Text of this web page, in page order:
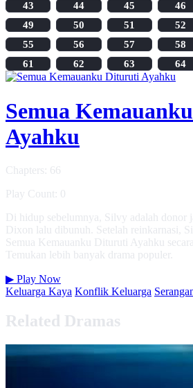
43
44 45 46
49
50 51 52
55
56 57 58
61
62 63 64
Semua
Ayahku
Chapters: 66
Play Count: 0
Di hidup sebelumnya, Silvy adalah donor
Dixon lalu dibunuh. Setelah reinkarnasi,
Semua Kemauanku Dituruti Ayahku
Temukan lebih banyak drama populer.
▶ Play Now
Keluarga Kaya Konflik Keluarga
Related Dramas